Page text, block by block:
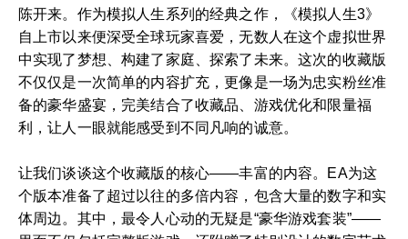
陈开来。作为模拟人生系列的经典之作，《模拟人生3》
自上市以来便深受全球玩家喜爱，无数人在这个虚拟世界
中实现了梦想、构建了家庭、探索了未来。这次的收藏版
不仅仅是一次简单的内容扩充，更像是一场为忠实粉丝准
备的豪华盛宴，完美结合了收藏品、游戏优化和限量福
利，让人一眼就能感受到不同凡响的诚意。
让我们谈谈这个收藏版的核心——丰富的内容。EA为这
个版本准备了超过以往的多倍内容，包含大量的数字和实
体周边。其中，最令人心动的无疑是“豪华游戏套装”——